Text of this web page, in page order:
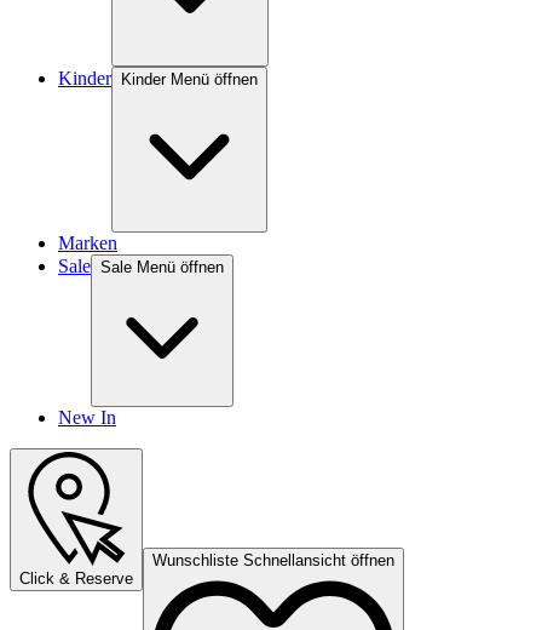
Kinder Kinder Menü öffnen
Marken
Sale Sale Menü öffnen
New In
Click & Reserve
Wunschliste Schnellansicht öffnen